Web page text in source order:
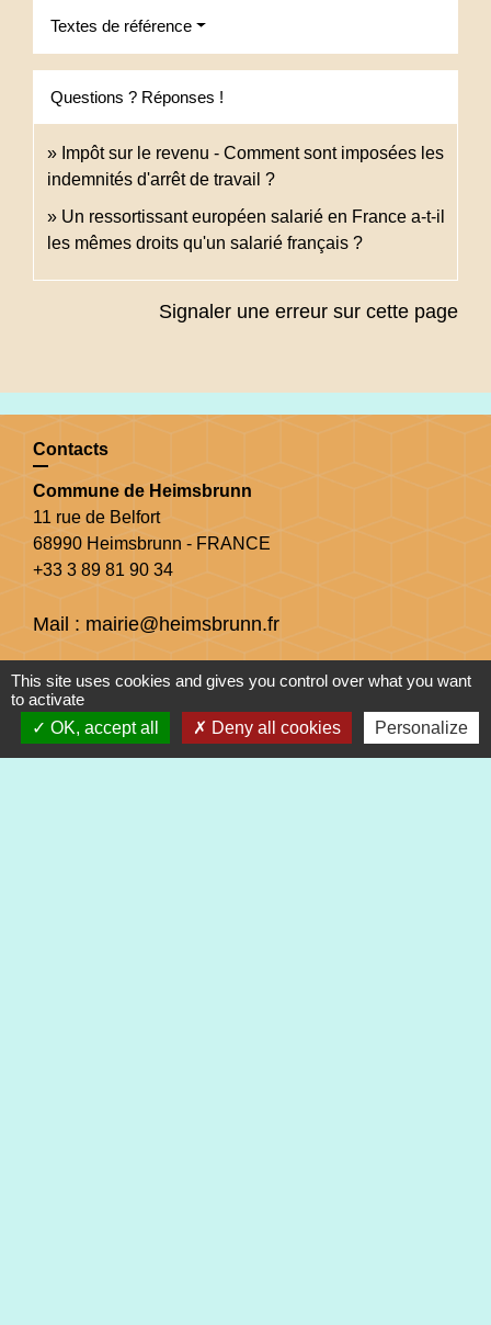
Textes de référence
Questions ? Réponses !
Impôt sur le revenu - Comment sont imposées les
indemnités d'arrêt de travail ?
Un ressortissant européen salarié en France a-t-il
les mêmes droits qu'un salarié français ?
Signaler une erreur sur cette page
Contacts
Commune de Heimsbrunn
11 rue de Belfort
68990 Heimsbrunn - FRANCE
+33 3 89 81 90 34
Mail : mairie@heimsbrunn.fr
Horaires d'ouverture:
Jusqu'au 31 août :
This site uses cookies and gives you control over what you want
to activate
OK, accept all
Deny all cookies Personalize